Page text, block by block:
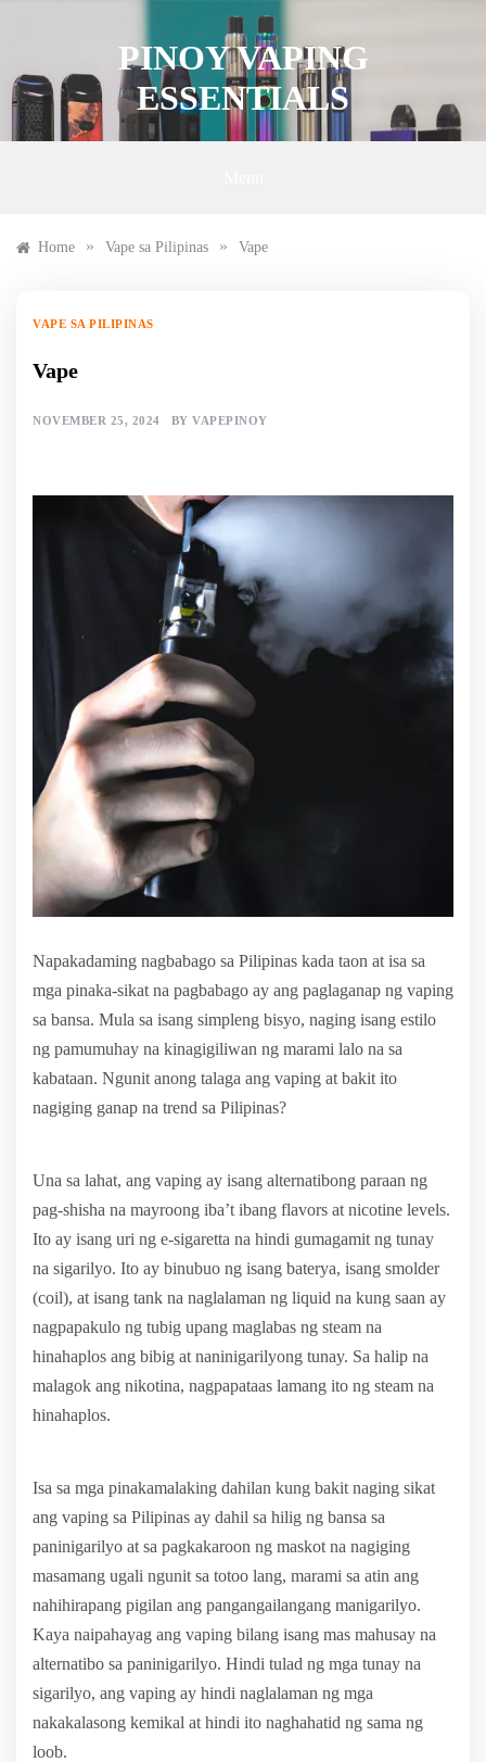
PINOY VAPING
ESSENTIALS
Home » Vape sa Pilipinas » Vape
VAPE SA PILIPINAS
Vape
NOVEMBER 25, 2024 BY VAPEPINOY
Napakadaming nagbabago sa Pilipinas kada taon at isa sa
mga pinaka-sikat na pagbabago ay ang paglaganap ng vaping
sa bansa. Mula sa isang simpleng bisyo, naging isang estilo
ng pamumuhay na kinagigiliwan ng marami lalo na sa
kabataan. Ngunit anong talaga ang vaping at bakit ito
nagiging ganap na trend sa Pilipinas?
Una sa lahat, ang vaping ay isang alternatibong paraan ng
pag-shisha na mayroong iba’t ibang flavors at nicotine levels.
Ito ay isang uri ng e-sigaretta na hindi gumagamit ng tunay
na sigarilyo. Ito ay binubuo ng isang baterya, isang smolder
(coil), at isang tank na naglalaman ng liquid na kung saan ay
nagpapakulo ng tubig upang maglabas ng steam na
hinahaplos ang bibig at naninigarilyong tunay. Sa halip na
malagok ang nikotina, nagpapataas lamang ito ng steam na
hinahaplos.
Isa sa mga pinakamalaking dahilan kung bakit naging sikat
ang vaping sa Pilipinas ay dahil sa hilig ng bansa sa
paninigarilyo at sa pagkakaroon ng maskot na nagiging
masamang ugali ngunit sa totoo lang, marami sa atin ang
nahihirapang pigilan ang pangangailangang manigarilyo.
Kaya naipahayag ang vaping bilang isang mas mahusay na
alternatibo sa paninigarilyo. Hindi tulad ng mga tunay na
sigarilyo, ang vaping ay hindi naglalaman ng mga
nakakalasong kemikal at hindi ito naghahatid ng sama ng
loob.